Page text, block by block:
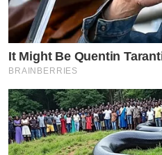
โยเกิร์ต : คือระหว่าง 1 ปีที่ผ่า
กลับมาอยู่คนเดียวจริงๆ ได้มีโ
ทำอะไรเพื่อตัวเอง พอได้ทำอ
กับความสำเร็จที่เราทำแม้ว่า
รู้สึกว่าเราทำด้วยมือเราเอง
เจอพี่ดอม และเล่นละครกับพี่
It Might Be Quentin
BRAINBERRIES